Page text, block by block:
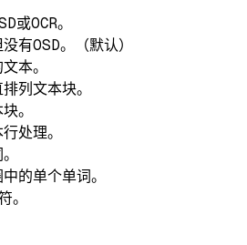
或OCR。
有OSD。（默认）
本。
列文本块。
。
处理。
的单个单词。